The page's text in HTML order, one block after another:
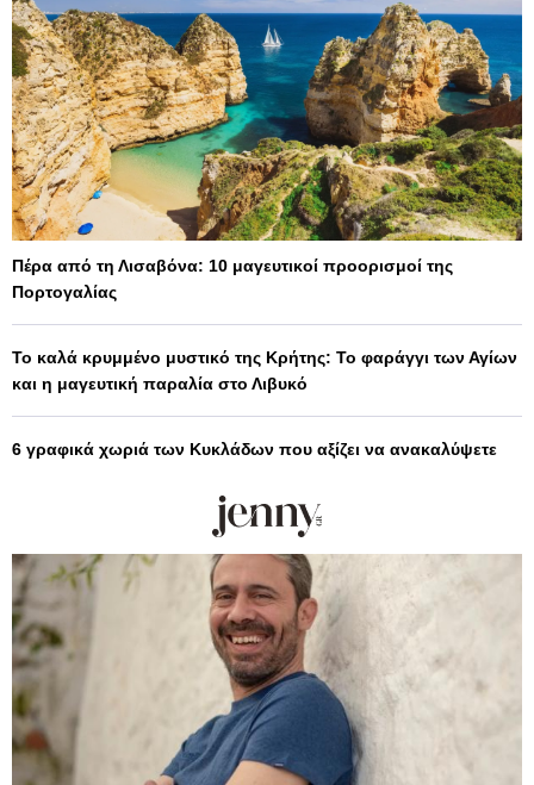
Πέρα από τη Λισαβόνα: 10 μαγευτικοί προορισμοί της
Πορτογαλίας
Το καλά κρυμμένο μυστικό της Κρήτης: Το φαράγγι των Αγίων
και η μαγευτική παραλία στο Λιβυκό
6 γραφικά χωριά των Κυκλάδων που αξίζει να ανακαλύψετε